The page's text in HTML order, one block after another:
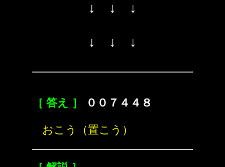
↓ ↓ ↓
↓ ↓ ↓
［ 答え ］ ００７４４８
おこう（置こう）